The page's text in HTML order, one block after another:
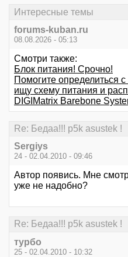
Интересные темы
forums-kuban.ru
08.08.2026 - 05:13
Смотри также:
Блок питания! Срочно!
Помогите определиться
ищу схему питания и
DIGIMatrix Barebone
Re: Бедаа!!! p5k asustek !
Sergiys
24 - 02.04.2010 - 09:46
Автор появись. Мне
уже не надобно?
Re: Бедаа!!! p5k asustek !
турбо
25 - 02.04.2010 - 10:32